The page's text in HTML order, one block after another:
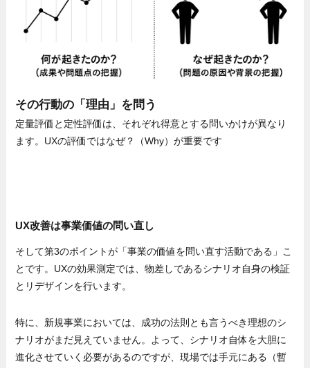
その行動の「理由」を問う
定量評価と定性評価は、それぞれ得意とする問いかけが異なり
ます。UXの評価ではなぜ？（Why）が重要です
UX改善は事業価値の問い直し
そして第3のポイントが「事業の価値を問い直す活動である」こ
とです。UXの効果測定では、物差しであるシナリオ自身の検証
とリデザインを行います。
特に、新規事業においては、成功の法則とも言うべき理想のシ
ナリオがまだ見えていません。よって、シナリオ自体を大胆に
進化させていく必要があるのですが、現場では手元にある（暫